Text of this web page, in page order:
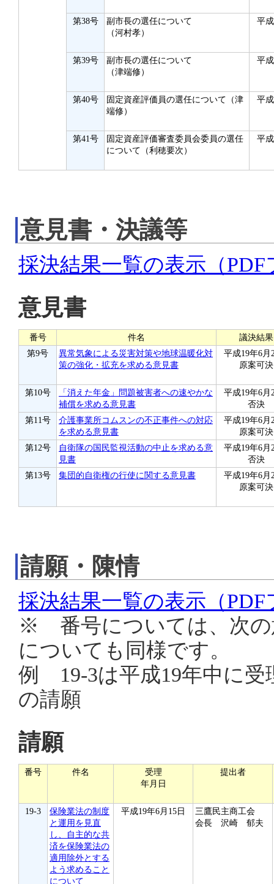
第38号
副市長の選任について
（河村孝）
平
第39号
副市長の選任について
（津端修）
平
第40号
固定資産評価員の選任について（津
端修）
平
第41号
固定資産評価審査委員会委員の選任
について（利穂要次）
平
意見書・決議等
採決結果一覧の表示（
意見書
番号 件名
議決結果
第9号
異常気象による災害対策や地球温暖化対
策の強化・拡充を求める意見書
平成19年6月
原案可決
第10号
「消えた年金」問題被害者への速やかな
補償を求める意見書
平成19年6月
否決
第11号
介護事業所コムスンの不正事件への対応
を求める意見書
平成19年6月
原案可決
第12号
自衛隊の国民監視活動の中止を求める意
見書
平成19年6月
否決
第13号
集団的自衛権の行使に関する意見書
平成19年6月
原案可決
請願・陳情
採決結果一覧の表示（
※ 番号については、次の
についても同様です。
例 19-3は平成19年中に受
の請願
請願
番号 件名
受理
年月日
提出者
19-3
保険業法の制度
と運用を見直
し、自主的な共
済を保険業法の
適用除外とする
よう求めること
について
平成19年6月15日
三鷹民主商工会
会長 沢崎 郁夫